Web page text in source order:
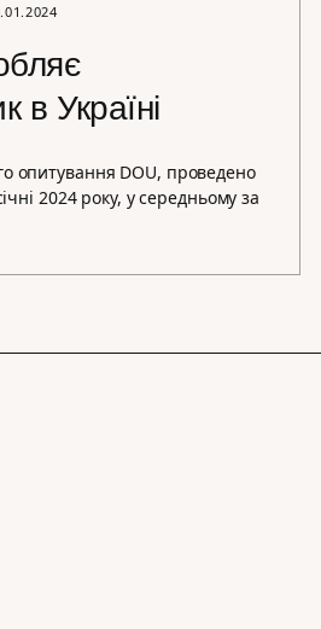
в Україні
опитування DOU, проведено
2024 року, у середньому за